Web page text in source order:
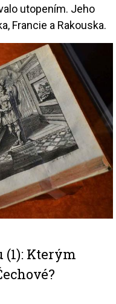
utopením. Jeho
Francie a Rakouska.
Kterým